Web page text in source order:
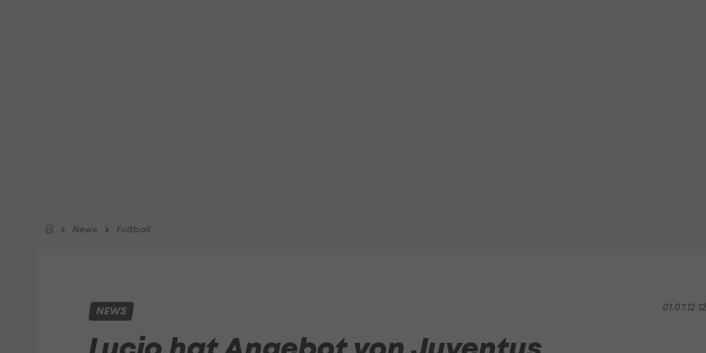
News Fußball
01.07.12
NEWS